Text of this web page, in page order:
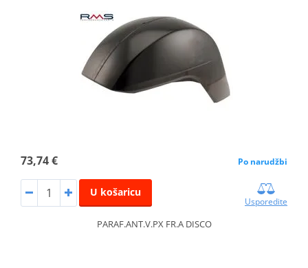
73,74 € Po narudžbi
U košaricu
Usporedite
PARAF.ANT.V.PX FR.A DISCO